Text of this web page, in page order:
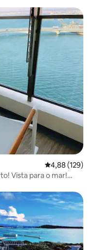
4,88 de uma
4,88 (129)
Vista para o mar!